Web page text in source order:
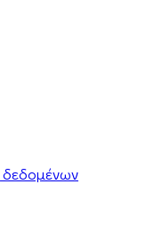
δεδομένων